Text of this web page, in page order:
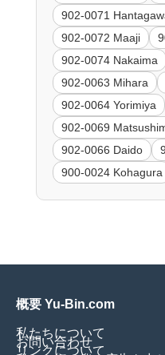
902-0071
902-0072 Maaji
902-0074 Nakaima
902-0063 Mihara
902-0064 Yorimiya
902-0069
902-0066 Daido
900-0024 Kohagura
概要 Yu-Bin.com
私たちについて
お問い合わせ
リンクについて